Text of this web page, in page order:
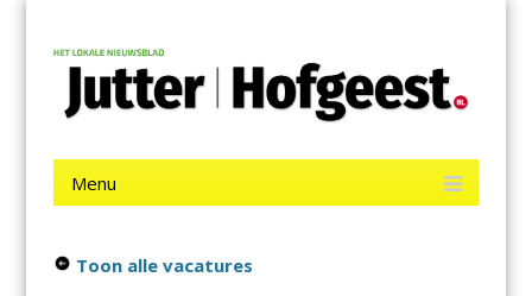
contentJutter | Hofgeest
Menu
Toon alle vacatures